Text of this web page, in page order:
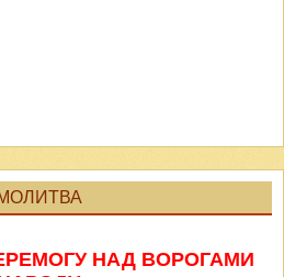
НАД ВОРОГАМИ